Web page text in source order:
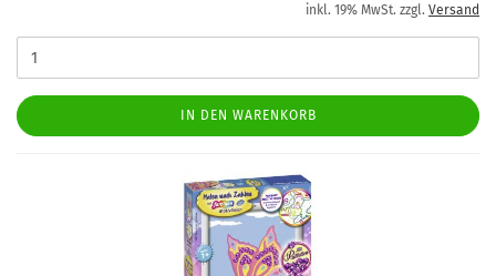
inkl. 19% MwSt. zzgl. Versand
IN DEN WARENKORB